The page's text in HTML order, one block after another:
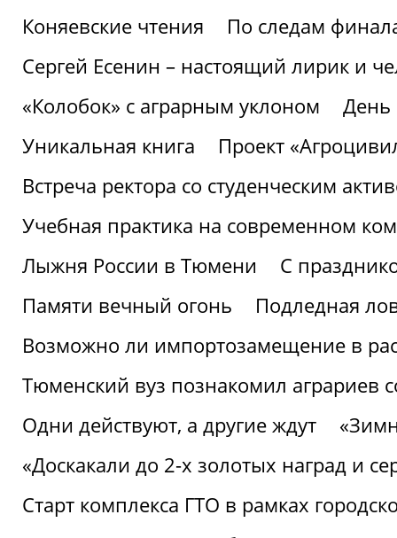
Коняевские чтения
По следам
Сергей Есенин – настоящий лирик и
«Колобок» с аграрным уклоном
День
Уникальная книга
Проект
Встреча ректора со студенческим
Учебная практика на современном
Лыжня России в Тюмени
С
Памяти вечный огонь
Подледная
Возможно ли импортозамещение в
Тюменский вуз познакомил аграриев
Одни действуют, а другие ждут
«Доскакали до 2-х золотых наград и
Старт комплекса ГТО в рамках